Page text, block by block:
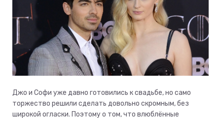
Джо и Софи уже давно готовились к свадьбе, но само
торжество решили сделать довольно скромным, без
широкой огласки. Поэтому о том, что влюблённые